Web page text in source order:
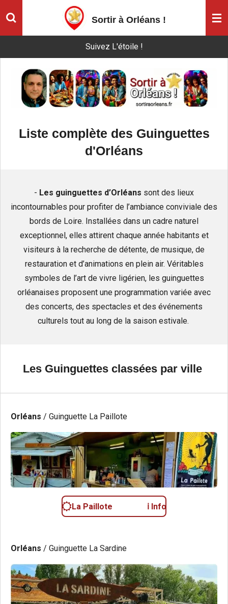
Passer
Sortir à Orléans !
Suivez L'étoile !
Liste complète des Guinguettes
d'Orléans
- Les guinguettes d’Orléans sont des lieux
incontournables pour profiter de l’ambiance conviviale des
bords de Loire. Installées dans un cadre naturel
exceptionnel, elles attirent chaque année habitants et
visiteurs à la recherche de détente, de musique, de
restauration et d’animations en plein air. Véritables
symboles de l’art de vivre ligérien, les guinguettes
orléanaises proposent une programmation variée avec
des concerts, des spectacles et des événements
culturels tout au long de la saison estivale.
Les Guinguettes classées par ville
Orléans / Guinguette La Paillote
La Paillote ℹ️ Info
Orléans / Guinguette La Sardine